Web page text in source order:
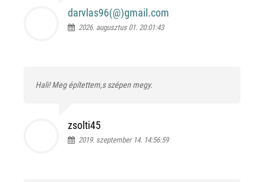
darvlas96(@)gmail.com
2026. augusztus 01. 20:01:43
Hali! Meg építettem,s szépen megy.
zsolti45
2019. szeptember 14. 14:56:59